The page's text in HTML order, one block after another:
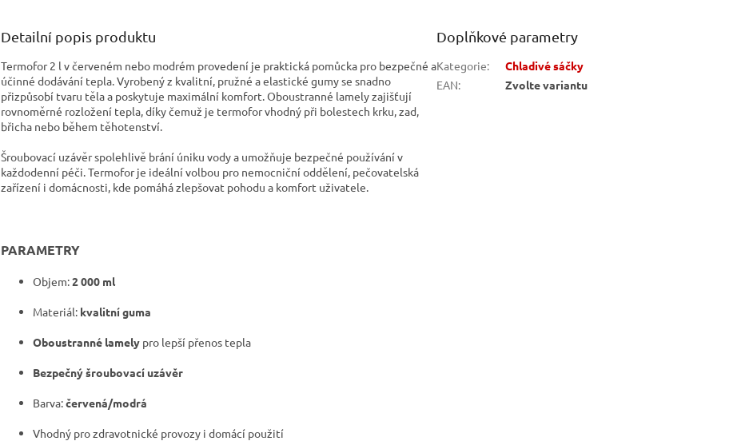
Detailní popis produktu
Termofor 2 l v červeném nebo modrém provedení je praktická pomůcka pro bezpečné a
účinné dodávání tepla. Vyrobený z kvalitní, pružné a elastické gumy se snadno
přizpůsobí tvaru těla a poskytuje maximální komfort. Oboustranné lamely zajišťují
rovnoměrné rozložení tepla, díky čemuž je termofor vhodný při bolestech krku, zad,
břicha nebo během těhotenství.
Šroubovací uzávěr spolehlivě brání úniku vody a umožňuje bezpečné používání v
každodenní péči. Termofor je ideální volbou pro nemocniční oddělení, pečovatelská
zařízení i domácnosti, kde pomáhá zlepšovat pohodu a komfort uživatele.
PARAMETRY
Objem:2 000 ml
Materiál: kvalitní guma
Oboustranné lamely pro lepší přenos tepla
Bezpečný šroubovací uzávěr
Barva:červená/modrá
Vhodný pro zdravotnické provozy i domácí použití
Doplňkové parametry
Kategorie:
Chladivé sáčky
EAN: Zvolte variantu